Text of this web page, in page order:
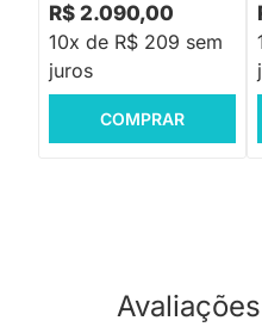
R$ 2.090,00
10x de R$ 209 sem
juros
COMPRAR